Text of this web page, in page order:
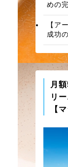
めの
【ア
成功
月
リ
【